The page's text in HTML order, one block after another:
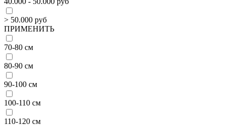
> 50.000 руб
ПРИМЕНИТЬ
70-80 см
80-90 см
90-100 см
100-110 см
110-120 см